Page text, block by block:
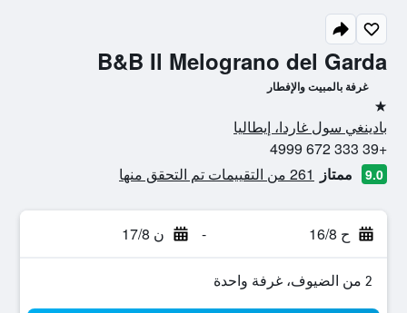
B&B Il Melograno del Garda
غرفة بالمبيت والإفطار
نجمة واحدة
بادينغي سول غاردا، إيطاليا
+39 333 672 4999
9.0 ممتاز 261 من التقييمات تم التحقق منها
ح 16/8 - ن 17/8
2 من الضيوف، غرفة واحدة